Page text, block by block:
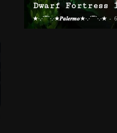
Dwarf
★·.·´¯`·.·★𝑷𝒂𝒍𝒆𝒓𝒎𝒐★·.·´¯`·.·★ -